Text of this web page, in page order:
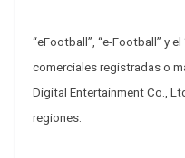
“eFootball”, “e-Football” y
comerciales registradas o
Digital Entertainment Co.,
regiones.